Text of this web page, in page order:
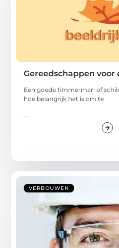
Gereedschappen
Een goede timmerman of
hoe belangrijk het is om te
VERBOUWEN